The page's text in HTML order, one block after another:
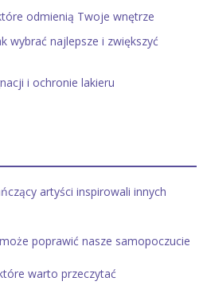
odmienią Twoje wnętrze
wybrać najlepsze i zwiększyć
i ochronie lakieru
artyści inspirowali innych
poprawić nasze samopoczucie
warto przeczytać